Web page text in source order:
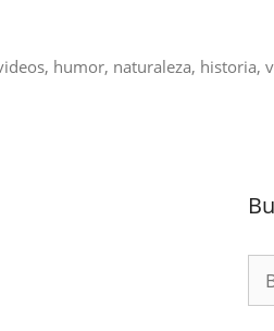
humor, naturaleza, historia,